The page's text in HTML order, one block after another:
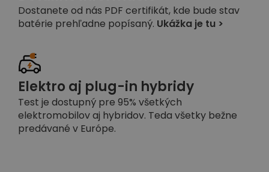
Dostanete od nás PDF certifikát, kde bude stav
batérie prehľadne popísaný. Ukážka je tu >
Elektro aj plug-in hybridy
Test je dostupný pre 95% všetkých
elektromobilov aj hybridov. Teda všetky bežne
predávané v Európe.